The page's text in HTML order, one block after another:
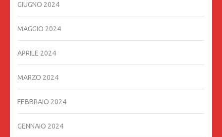
GIUGNO 2024
MAGGIO 2024
APRILE 2024
MARZO 2024
FEBBRAIO 2024
GENNAIO 2024